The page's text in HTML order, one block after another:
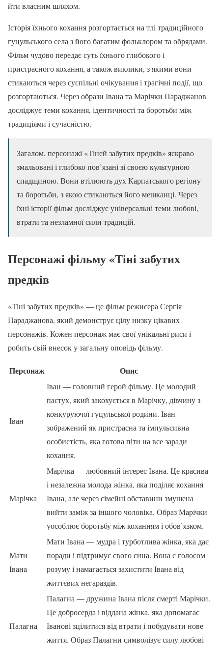
йти власним шляхом.
Історія їхнього кохання розгортається на тлі традиційного
гуцульського села з його багатим фольклором та обрядами.
Фільм чудово передає суть їхнього глибокого і
пристрасного кохання, а також виклики, з якими вони
стикаються через суспільні очікування і трагічні події, що
розгортаються. Через образи Івана та Марічки Параджанов
досліджує теми кохання, ідентичності та боротьби між
традиціями і сучасністю.
Загалом, персонажі «Тіней забутих предків» яскраво
змальовані і глибоко пов’язані зі своєю культурною
спадщиною. Вони втілюють дух Карпатського регіону
та боротьби, з якою стикаються його мешканці. Через
їхні історії фільм досліджує універсальні теми любові,
втрати та незламної сили традицій.
Персонажі фільму «Тіні забутих
предків
«Тіні забутих предків» — це фільм режисера Сергія
Параджанова, який демонструє цілу низку цікавих
персонажів. Кожен персонаж має свої унікальні риси і
робить свій внесок у загальну оповідь фільму.
Персонаж Опис
Іван
Іван — головний герой фільму. Це молодий
пастух, який закохується в Марічку, дівчину з
конкуруючої гуцульської родини. Іван
зображений як пристрасна та імпульсивна
особистість, яка готова піти на все заради
кохання.
Марічка
Марічка — любовний інтерес Івана. Це красива
і незалежна молода жінка, яка поділяє кохання
Івана, але через сімейні обставини змушена
вийти заміж за іншого чоловіка. Образ Марічки
уособлює боротьбу між коханням і обов’язком.
Мати
Івана
Мати Івана — мудра і турботлива жінка, яка дає
поради і підтримує свого сина. Вона є голосом
розуму і намагається захистити Івана від
життєвих негараздів.
Палагна
Палагна — дружина Івана після смерті Марічки.
Це добросерда і віддана жінка, яка допомагає
Іванові зцілитися від втрати і побудувати нове
життя. Образ Палагни символізує силу любові